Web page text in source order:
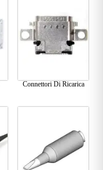
Connettori Di Ricarica